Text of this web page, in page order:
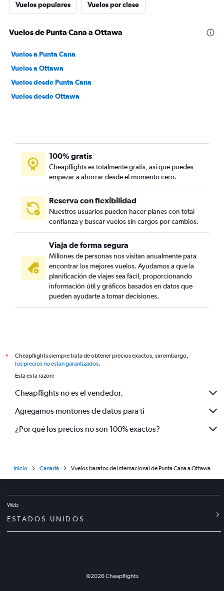
Vuelos populares Vuelos por clase
Vuelos de Punta Cana a Ottawa
Vuelos a Punta Cana
Vuelos a Ottawa
Vuelos desde Punta Cana
Vuelos desde Ottawa
100% gratis
Cheapflights es totalmente gratis, así que puedes
empezar a ahorrar desde el momento cero.
Reserva con flexibilidad
Nuestros usuarios pueden hacer planes con total
confianza y buscar vuelos sin cargos por cambios.
Viaja de forma segura
Millones de personas nos visitan anualmente para
encontrar los mejores vuelos. Ayudamos a que la
planificación de viajes sea fácil, proporcionando
información útil y gráficos basados en datos que
pueden ayudarte a tomar decisiones.
*
Cheapflights siempre trata de obtener precios exactos, sin embargo,
los precios no están garantizados.
Esta es la razón:
Cheapflights no es el vendedor.
Agregamos montones de datos para ti
¿Por qué los precios no son 100% exactos?
Inicio Canadá Vuelos baratos de Internacional de Punta Cana a Ottawa
Web
ESTADOS UNIDOS
©2026Cheapflights